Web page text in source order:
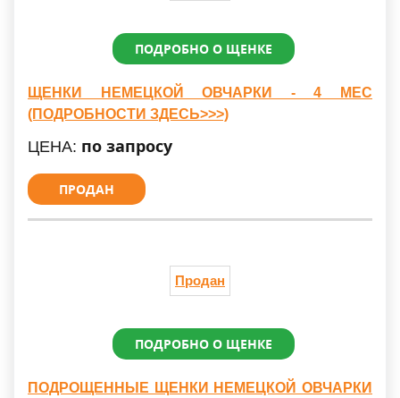
ПОДРОБНО О ЩЕНКЕ
ЩЕНКИ НЕМЕЦКОЙ ОВЧАРКИ - 4 МЕС
(ПОДРОБНОСТИ ЗДЕСЬ>>>)
ЦЕНА: по запросу
ПРОДАН
Продан
ПОДРОБНО О ЩЕНКЕ
ПОДРОЩЕННЫЕ ЩЕНКИ НЕМЕЦКОЙ ОВЧАРКИ